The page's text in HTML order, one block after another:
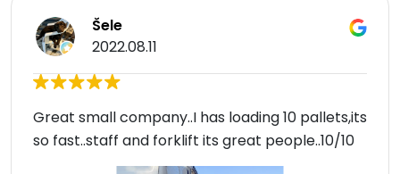
Šele
2022.08.11
Great small company..I has loading 10 pallets,its
so fast..staff and forklift its great people..10/10